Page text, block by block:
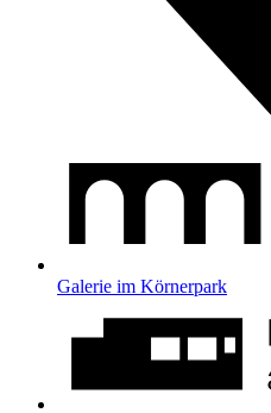
Galerie im Körnerpark